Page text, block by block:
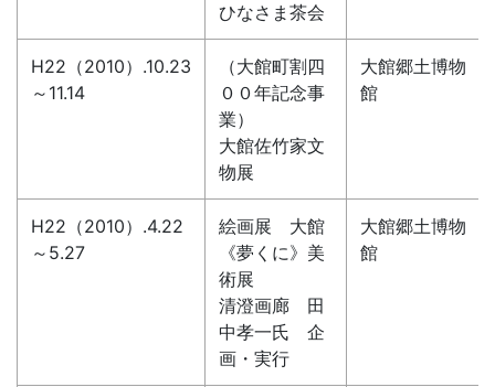
ひなさま茶会
H22（2010）.10.23
～11.14
（大館町割四
００年記念事
業）
大館佐竹家文
物展
大館郷土博物
館
H22（2010）.4.22
～5.27
絵画展 大館
《夢くに》美
術展
清澄画廊 田
中孝一氏 企
画・実行
大館郷土博物
館